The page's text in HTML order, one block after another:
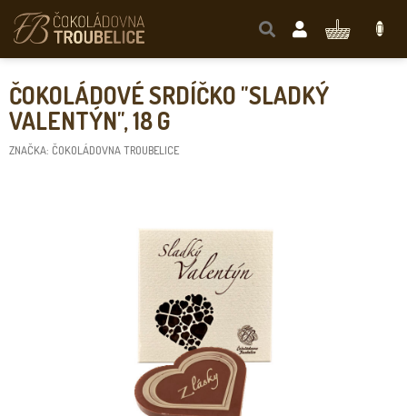
obsah
NÁKUPNÍ
ČOKOLÁDOVÉ SRDÍČKO "SLADKÝ
VALENTÝN", 18 G
ZNAČKA: ČOKOLÁDOVNA TROUBELICE